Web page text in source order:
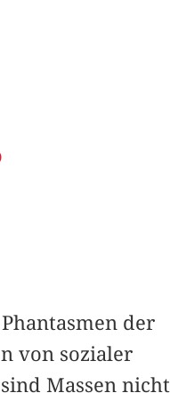
der
von sozialer
Massen nicht